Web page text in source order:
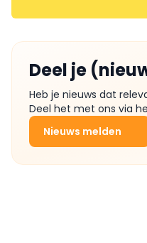
Deel je
Heb je nieuws dat
Deel het met ons via
Nieuws melden